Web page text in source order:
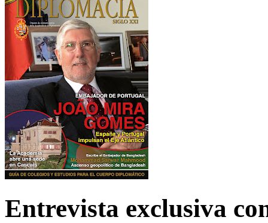
Entrevista exclusiva